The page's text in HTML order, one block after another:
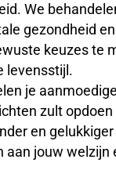
We
gezondheid
keuzes te
levensstijl.
je
zult
en
aan jouw welzijn